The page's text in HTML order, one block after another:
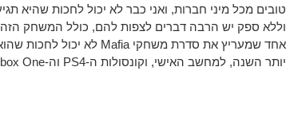
טובים מכל מיני חברות, ואני כבר לא יכול לחכות שהיא
וללא ספק יש הרבה דברים לצפות להם, כולל המשחק
יותר השנה, למחשב האישי, וקונסולות ה-PS4 וה-Xbox One.